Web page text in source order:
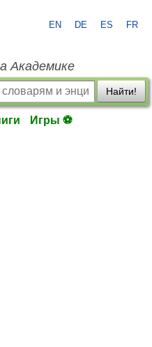
EN DE ES FR
Академике
Найти!
Игры ⚽